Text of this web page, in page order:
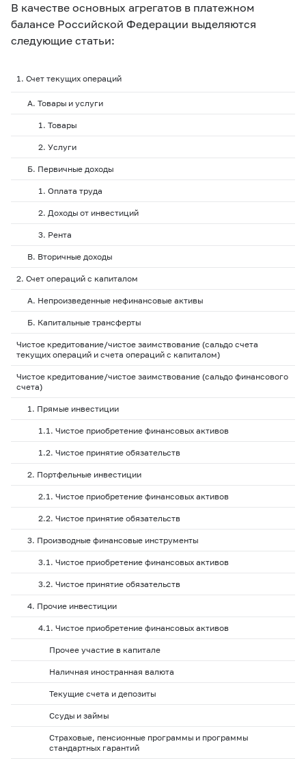
В качестве основных агрегатов в платежном
балансе Российской Федерации выделяются
следующие статьи:
1. Счет текущих операций
А. Товары и услуги
1. Товары
2. Услуги
Б. Первичные доходы
1. Оплата труда
2. Доходы от инвестиций
3. Рента
В. Вторичные доходы
2. Счет операций с капиталом
А. Непроизведенные нефинансовые активы
Б. Капитальные трансферты
Чистое кредитование/чистое заимствование (сальдо счета
текущих операций и счета операций с капиталом)
Чистое кредитование/чистое заимствование (сальдо финансового
счета)
1. Прямые инвестиции
1.1. Чистое приобретение финансовых активов
1.2. Чистое принятие обязательств
2. Портфельные инвестиции
2.1. Чистое приобретение финансовых активов
2.2. Чистое принятие обязательств
3. Производные финансовые инструменты
3.1. Чистое приобретение финансовых активов
3.2. Чистое принятие обязательств
4. Прочие инвестиции
4.1. Чистое приобретение финансовых активов
Прочее участие в капитале
Наличная иностранная валюта
Текущие счета и депозиты
Ссуды и займы
Страховые, пенсионные программы и программы
стандартных гарантий